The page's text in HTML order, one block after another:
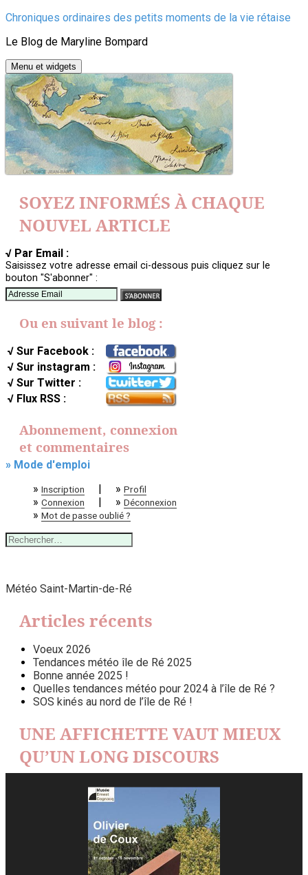
Aller
contenu
Chroniques ordinaires des petits moments de la vie rétaise
Le Blog de Maryline Bompard
Menu et widgets
SOYEZ INFORMÉS À CHAQUE
NOUVEL ARTICLE
√ Par Email :
Saisissez votre adresse email ci-dessous puis cliquez sur le
bouton "S'abonner" :
Ou en suivant le blog :
√ Sur Facebook :
√ Sur instagram :
√ Sur Twitter :
√ Flux RSS :
Abonnement, connexion
et commentaires
» Mode d'emploi
» Inscription | » Profil
» Connexion | » Déconnexion
» Mot de passe oublié ?
Rechercher :
Météo Saint-Martin-de-Ré
Articles récents
Voeux 2026
Tendances météo île de Ré 2025
Bonne année 2025 !
Quelles tendances météo pour 2024 à l’île de Ré ?
SOS kinés au nord de l’île de Ré !
UNE AFFICHETTE VAUT MIEUX
QU’UN LONG DISCOURS